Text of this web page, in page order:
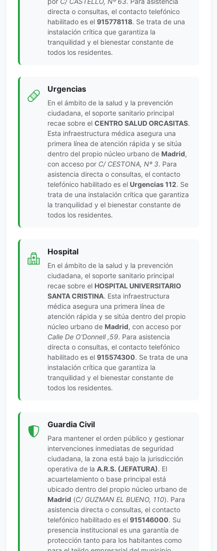
directa o consultas, el contacto telefónico
habilitado es el 915778118. Se trata de una
instalación crítica que garantiza la
tranquilidad y el bienestar constante de
todos los residentes.
Urgencias
En el ámbito de la salud y la prevención
ciudadana, el soporte sanitario principal
recae sobre el CENTRO SALUD ORCASITAS.
Esta infraestructura médica asegura una
primera línea de atención rápida y se sitúa
dentro del propio núcleo urbano de Madrid,
con acceso por C/ CESTONA, Nº 3. Para
asistencia directa o consultas, el contacto
telefónico habilitado es el Urgencias 112. Se
trata de una instalación crítica que garantiza
la tranquilidad y el bienestar constante de
todos los residentes.
Hospital
En el ámbito de la salud y la prevención
ciudadana, el soporte sanitario principal
recae sobre el HOSPITAL UNIVERSITARIO
SANTA CRISTINA. Esta infraestructura
médica asegura una primera línea de
atención rápida y se sitúa dentro del propio
núcleo urbano de Madrid, con acceso por
Calle De O'Donnell ,59. Para asistencia
directa o consultas, el contacto telefónico
habilitado es el 915574300. Se trata de una
instalación crítica que garantiza la
tranquilidad y el bienestar constante de
todos los residentes.
Guardia Civil
Para mantener el orden público y gestionar
intervenciones inmediatas de seguridad
ciudadana, la zona está bajo la jurisdicción
operativa de la A.R.S. (JEFATURA). El
acuartelamiento o base principal está
ubicado dentro del propio núcleo urbano de
Madrid (C/ GUZMAN EL BUENO, 110). Para
asistencia directa o consultas, el contacto
telefónico habilitado es el 915146000. Su
presencia institucional es una garantía de
protección tanto para los habitantes como